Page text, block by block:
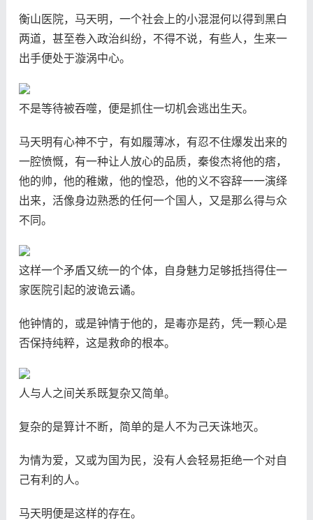
衡山医院，马天明，一个社会上的小混混何以得到黑白
两道，甚至卷入政治纠纷，不得不说，有些人，生来一
出手便处于漩涡中心。
不是等待被吞噬，便是抓住一切机会逃出生天。
马天明有心神不宁，有如履薄冰，有忍不住爆发出来的
一腔愤慨，有一种让人放心的品质，秦俊杰将他的痞，
他的帅，他的稚嫩，他的惶恐，他的义不容辞一一演绎
出来，活像身边熟悉的任何一个国人，又是那么得与众
不同。
这样一个矛盾又统一的个体，自身魅力足够抵挡得住一
家医院引起的波诡云谲。
他钟情的，或是钟情于他的，是毒亦是药，凭一颗心是
否保持纯粹，这是救命的根本。
人与人之间关系既复杂又简单。
复杂的是算计不断，简单的是人不为己天诛地灭。
为情为爱，又或为国为民，没有人会轻易拒绝一个对自
己有利的人。
马天明便是这样的存在。